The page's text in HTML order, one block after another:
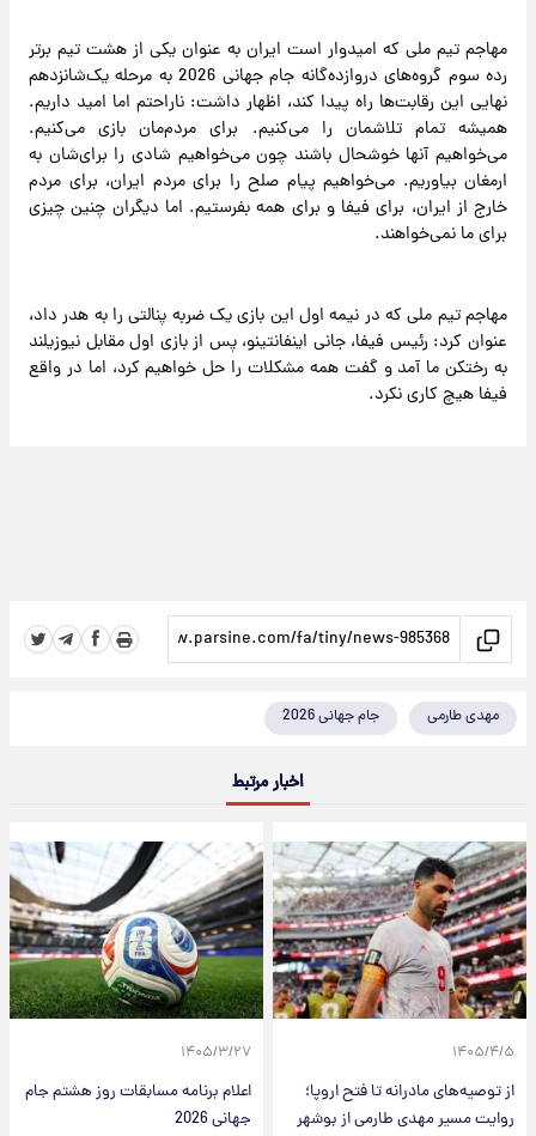
مهاجم تیم ملی که امیدوار است ایران به عنوان یکی از هشت تیم برتر
رده سوم گروه‌های دروازده‌گانه جام جهانی 2026 به مرحله یک‌شانزدهم
نهایی این رقابت‌ها راه پیدا کند، اظهار داشت: ناراحتم اما امید داریم.
همیشه تمام تلاشمان را می‌کنیم. برای مردم‌مان بازی می‌کنیم.
می‌خواهیم آنها خوشحال باشند چون می‌خواهیم شادی را برای‌شان به
ارمغان بیاوریم. می‌خواهیم پیام صلح را برای مردم ایران، برای مردم
خارج از ایران، برای فیفا و برای همه بفرستیم. اما دیگران چنین چیزی
برای ما نمی‌خواهند.
مهاجم تیم ملی که در نیمه اول این بازی یک ضربه پنالتی را به هدر داد،
عنوان کرد: رئیس فیفا، جانی اینفانتینو، پس از بازی اول مقابل نیوزیلند
به رختکن ما آمد و گفت همه مشکلات را حل خواهیم کرد، اما در واقع
فیفا هیچ کاری نکرد.
مهدی طارمی جام جهانی 2026
اخبار مرتبط
۱۴۰۵/۴/۵
از توصیه‌های مادرانه تا فتح اروپا؛
روایت مسیر مهدی طارمی از بوشهر
۱۴۰۵/۳/۲۷
اعلام برنامه مسابقات روز هشتم جام‌
جهانی 2026